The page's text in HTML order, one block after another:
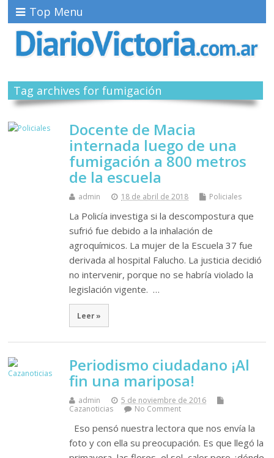
Top Menu
Tag archives for fumigación
Docente de Macia
internada luego de una
fumigación a 800 metros
de la escuela
admin 18 de abril de 2018 Policiales
La Policía investiga si la descompostura que
sufrió fue debido a la inhalación de
agroquímicos. La mujer de la Escuela 37 fue
derivada al hospital Falucho. La justicia decidió
no intervenir, porque no se habría violado la
legislación vigente. …
Leer »
Periodismo ciudadano ¡Al
fin una mariposa!
admin
5 de noviembre de 2016
Cazanoticias
No Comment
Eso pensó nuestra lectora que nos envía la
foto y con ella su preocupación. Es que llegó la